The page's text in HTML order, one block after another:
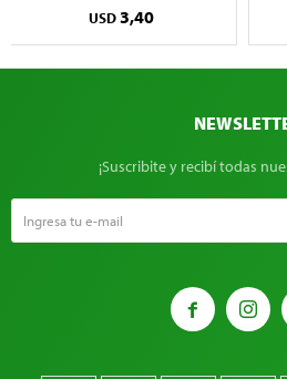
USD3,40
 
¡Suscribite y recibí todas